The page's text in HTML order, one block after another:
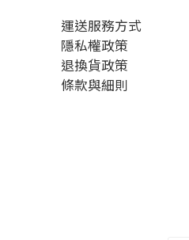
運送服務方式
隱私權政策
退換貨政策
條款與細則